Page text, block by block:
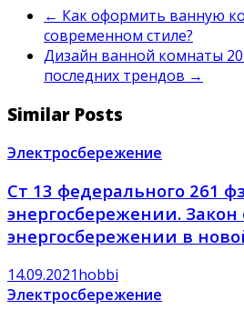
← Как оформить ванную
современном стиле?
Дизайн ванной комнаты
последних трендов →
Similar Posts
Электросбережение
Ст 13 федерального 261
энергосбережении. Закон
энергосбережении в
14.09.2021hobbi
Электросбережение